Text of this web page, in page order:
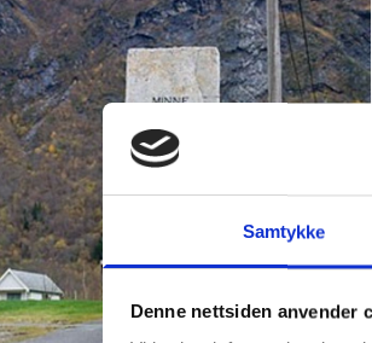
Samtykke
Denne nettsiden anvender